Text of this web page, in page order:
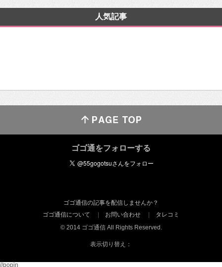
人気記事
ゴゴ通をフォローする
ゴゴ通信の記事を配信しませんか？
ゴゴ通信について
お問い合わせ
タレコミ
© 2014 ゴゴ通信 All Rights Reserved.
表示切り替え：
//popin